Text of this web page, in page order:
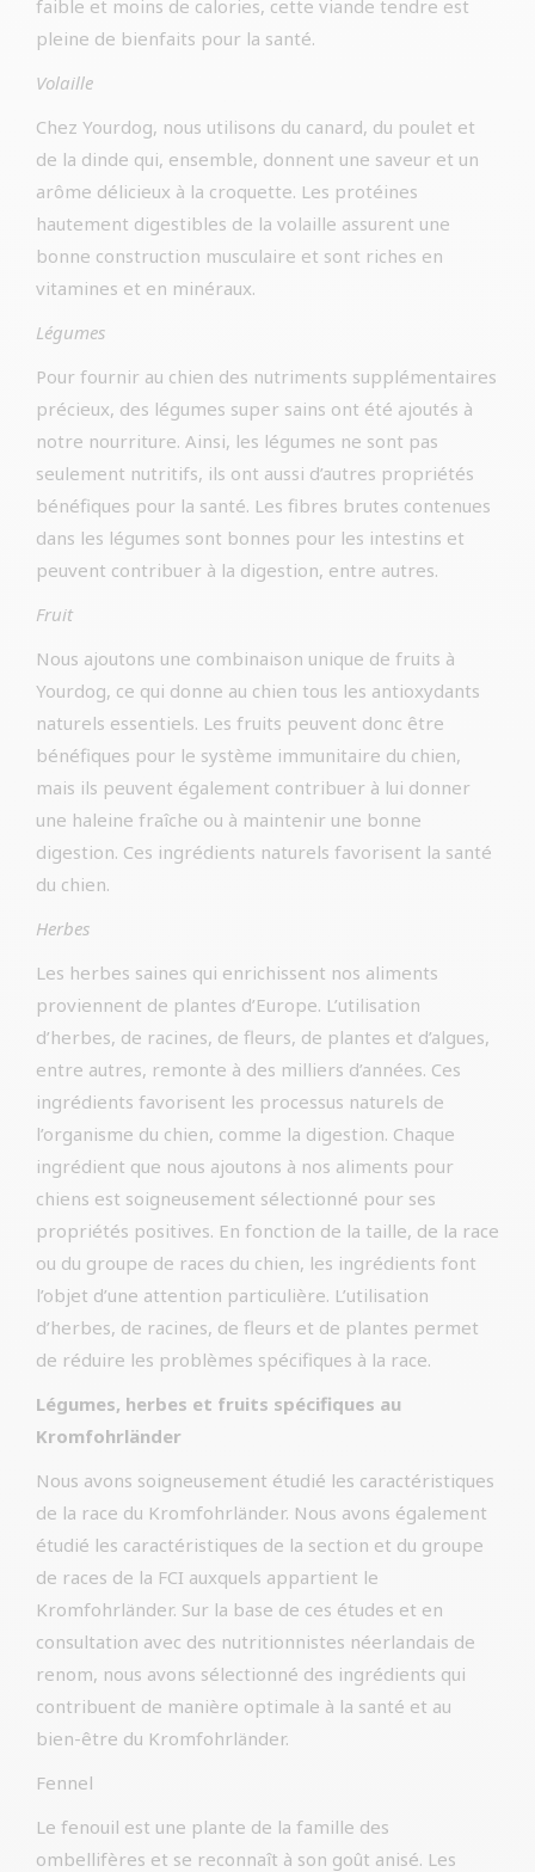
faible et moins de calories, cette viande tendre est
pleine de bienfaits pour la santé.
Volaille
Chez Yourdog, nous utilisons du canard, du poulet et
de la dinde qui, ensemble, donnent une saveur et un
arôme délicieux à la croquette. Les protéines
hautement digestibles de la volaille assurent une
bonne construction musculaire et sont riches en
vitamines et en minéraux.
Légumes
Pour fournir au chien des nutriments supplémentaires
précieux, des légumes super sains ont été ajoutés à
notre nourriture. Ainsi, les légumes ne sont pas
seulement nutritifs, ils ont aussi d’autres propriétés
bénéfiques pour la santé. Les fibres brutes contenues
dans les légumes sont bonnes pour les intestins et
peuvent contribuer à la digestion, entre autres.
Fruit
Nous ajoutons une combinaison unique de fruits à
Yourdog, ce qui donne au chien tous les antioxydants
naturels essentiels. Les fruits peuvent donc être
bénéfiques pour le système immunitaire du chien,
mais ils peuvent également contribuer à lui donner
une haleine fraîche ou à maintenir une bonne
digestion. Ces ingrédients naturels favorisent la santé
du chien.
Herbes
Les herbes saines qui enrichissent nos aliments
proviennent de plantes d’Europe. L’utilisation
d’herbes, de racines, de fleurs, de plantes et d’algues,
entre autres, remonte à des milliers d’années. Ces
ingrédients favorisent les processus naturels de
l’organisme du chien, comme la digestion. Chaque
ingrédient que nous ajoutons à nos aliments pour
chiens est soigneusement sélectionné pour ses
propriétés positives. En fonction de la taille, de la race
ou du groupe de races du chien, les ingrédients font
l’objet d’une attention particulière. L’utilisation
d’herbes, de racines, de fleurs et de plantes permet
de réduire les problèmes spécifiques à la race.
Légumes, herbes et fruits spécifiques au
Kromfohrländer
Nous avons soigneusement étudié les caractéristiques
de la race du Kromfohrländer. Nous avons également
étudié les caractéristiques de la section et du groupe
de races de la FCI auxquels appartient le
Kromfohrländer. Sur la base de ces études et en
consultation avec des nutritionnistes néerlandais de
renom, nous avons sélectionné des ingrédients qui
contribuent de manière optimale à la santé et au
bien-être du Kromfohrländer.
Fennel
Le fenouil est une plante de la famille des
ombellifères et se reconnaît à son goût anisé. Les